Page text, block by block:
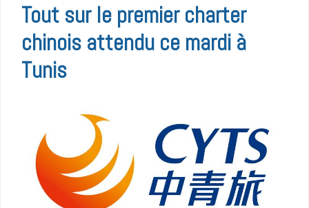
Tout sur le premier charter
chinois attendu ce mardi à
Tunis